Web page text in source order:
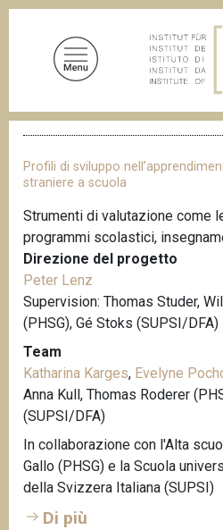
i
c
l
e
d
i
p
a
n
Profili di sviluppo
straniere a scuola
Strumenti di valutazione come
programmi scolastici,
Direzione del progetto
Peter Lenz
Supervision: Thomas Studer,
(PHSG), Gé Stoks (SUPSI/DFA)
Team
Katharina Karges, Evelyne
Anna Kull, Thomas Roderer
(SUPSI/DFA)
In collaborazione con l'Alta
Gallo (PHSG) e la Scuola
della Svizzera Italiana (SUPSI)
Di più